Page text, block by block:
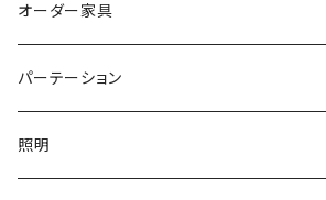
オーダー家具
パーテーション
キャスター
照明